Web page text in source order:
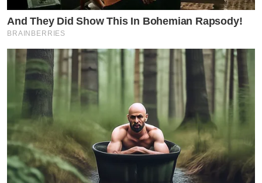
by TVPOOL ONLINE
And They Did Show This In Bohemian Rapsody!
BRAINBERRIES